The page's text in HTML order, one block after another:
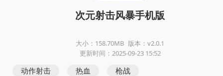
次元射击风暴手机版
大小：158.70MB 版本：v2.0.1
更新时间：2025-09-23 15:52
动作射击 热血 枪战